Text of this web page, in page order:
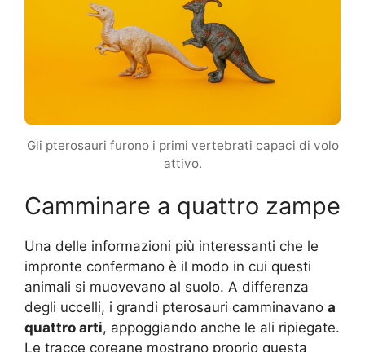
Gli pterosauri furono i primi vertebrati capaci di volo
attivo.
Camminare a quattro zampe
Una delle informazioni più interessanti che le
impronte confermano è il modo in cui questi
animali si muovevano al suolo. A differenza
degli uccelli, i grandi pterosauri camminavano a
quattro arti, appoggiando anche le ali ripiegate.
Le tracce coreane mostrano proprio questa